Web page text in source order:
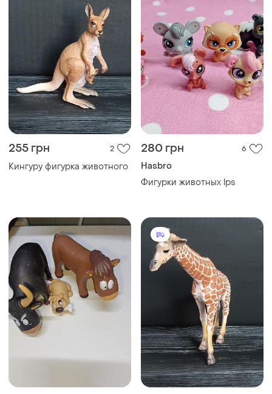
255 грн 2
Кингуру фигурка животного
280 грн 6
Hasbro
Фигурки животных lps